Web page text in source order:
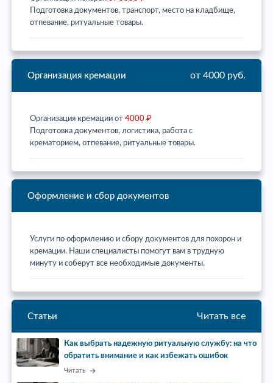
Подготовка документов, транспорт, место на кладбище,
отпевание, ритуальные товары.
Организация кремации от 4000 руб.
Организация кремации от 4000 ₽
Подготовка документов, логистика, работа с
крематорием, отпевание, ритуальные товары.
Оформление и сбор документов
Услуги по оформлению и сбору документов для похорон и
кремации. Наши специалисты помогут вам в трудную
минуту и соберут все необходимые документы.
Статьи Читать все
Как выбрать надежную ритуальную службу: на что
обратить внимание и как избежать ошибок
Читать